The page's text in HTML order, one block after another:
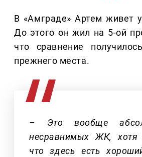
В «Амграде» Артем живет
До этого он жил на 5-ой
что сравнение
прежнего места.
– Это вообще
несравнимых ЖК, хотя
что здесь есть